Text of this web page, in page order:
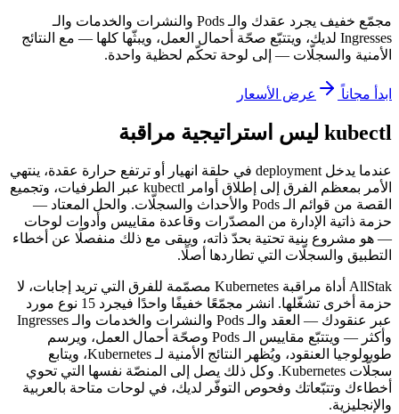
مجمّع خفيف يجرد عقدك والـ Pods والنشرات والخدمات والـ
Ingresses لديك، ويتتبّع صحّة أحمال العمل، ويبثّها كلها — مع النتائج
الأمنية والسجلّات — إلى لوحة تحكّم لحظية واحدة.
ابدأ مجاناً عرض الأسعار
kubectl ليس استراتيجية مراقبة
عندما يدخل deployment في حلقة انهيار أو ترتفع حرارة عقدة، ينتهي
الأمر بمعظم الفرق إلى إطلاق أوامر kubectl عبر الطرفيات، وتجميع
القصة من قوائم الـ Pods والأحداث والسجلّات. والحل المعتاد —
حزمة ذاتية الإدارة من المصدّرات وقاعدة مقاييس وأدوات لوحات
— هو مشروع بنية تحتية بحدّ ذاته، ويبقى مع ذلك منفصلًا عن أخطاء
التطبيق والسجلّات التي تطاردها أصلًا.
AllStak أداة مراقبة Kubernetes مصمّمة للفرق التي تريد إجابات، لا
حزمة أخرى تشغّلها. انشر مجمّعًا خفيفًا واحدًا فيجرد 15 نوع مورد
عبر عنقودك — العقد والـ Pods والنشرات والخدمات والـ Ingresses
وأكثر — ويتتبّع مقاييس الـ Pods وصحّة أحمال العمل، ويرسم
طوبولوجيا العنقود، ويُظهر النتائج الأمنية لـ Kubernetes، ويتابع
سجلّات Kubernetes. وكل ذلك يصل إلى المنصّة نفسها التي تحوي
أخطاءك وتتبّعاتك وفحوص التوفّر لديك، في لوحات متاحة بالعربية
والإنجليزية.